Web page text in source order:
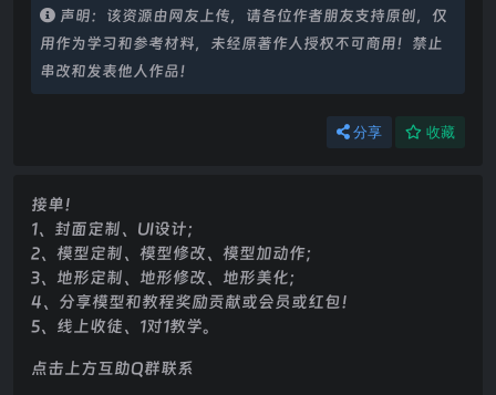
声明：该资源由网友上传，请各位作者朋友支持原创，仅
用作为学习和参考材料，未经原著作人授权不可商用！禁止
串改和发表他人作品！
分享 收藏
接单！
1、封面定制、UI设计；
2、模型定制、模型修改、模型加动作；
3、地形定制、地形修改、地形美化；
4、分享模型和教程奖励贡献或会员或红包！
5、线上收徒、1对1教学。
点击上方互助Q群联系